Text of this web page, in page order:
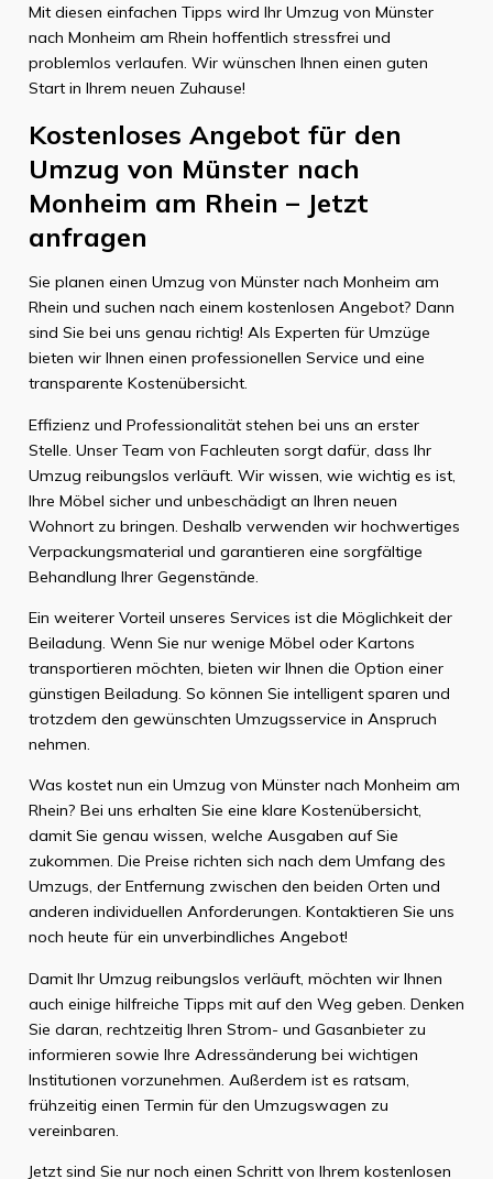
Mit diesen einfachen Tipps wird Ihr Umzug von Münster
nach Monheim am Rhein hoffentlich stressfrei und
problemlos verlaufen. Wir wünschen Ihnen einen guten
Start in Ihrem neuen Zuhause!
Kostenloses Angebot für den
Umzug von Münster nach
Monheim am Rhein – Jetzt
anfragen
Sie planen einen Umzug von Münster nach Monheim am
Rhein und suchen nach einem kostenlosen Angebot? Dann
sind Sie bei uns genau richtig! Als Experten für Umzüge
bieten wir Ihnen einen professionellen Service und eine
transparente Kostenübersicht.
Effizienz und Professionalität stehen bei uns an erster
Stelle. Unser Team von Fachleuten sorgt dafür, dass Ihr
Umzug reibungslos verläuft. Wir wissen, wie wichtig es ist,
Ihre Möbel sicher und unbeschädigt an Ihren neuen
Wohnort zu bringen. Deshalb verwenden wir hochwertiges
Verpackungsmaterial und garantieren eine sorgfältige
Behandlung Ihrer Gegenstände.
Ein weiterer Vorteil unseres Services ist die Möglichkeit der
Beiladung. Wenn Sie nur wenige Möbel oder Kartons
transportieren möchten, bieten wir Ihnen die Option einer
günstigen Beiladung. So können Sie intelligent sparen und
trotzdem den gewünschten Umzugsservice in Anspruch
nehmen.
Was kostet nun ein Umzug von Münster nach Monheim am
Rhein? Bei uns erhalten Sie eine klare Kostenübersicht,
damit Sie genau wissen, welche Ausgaben auf Sie
zukommen. Die Preise richten sich nach dem Umfang des
Umzugs, der Entfernung zwischen den beiden Orten und
anderen individuellen Anforderungen. Kontaktieren Sie uns
noch heute für ein unverbindliches Angebot!
Damit Ihr Umzug reibungslos verläuft, möchten wir Ihnen
auch einige hilfreiche Tipps mit auf den Weg geben. Denken
Sie daran, rechtzeitig Ihren Strom- und Gasanbieter zu
informieren sowie Ihre Adressänderung bei wichtigen
Institutionen vorzunehmen. Außerdem ist es ratsam,
frühzeitig einen Termin für den Umzugswagen zu
vereinbaren.
Jetzt sind Sie nur noch einen Schritt von Ihrem kostenlosen